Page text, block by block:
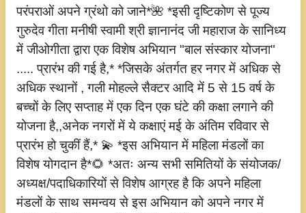
परंपराओं अपने ग्रंथो को जाने*🌺 *इसी दृष्टिकोण से पूज्य
गुरुदेव गीता मनीषी स्वामी श्री ज्ञानानंद जी महाराज के सानिध्य
में जीओगीता द्वारा एक विशेष अभियान "बाल संस्कार योजना"
..... प्रारंभ की गई है,* *जिसके अंतर्गत हर नगर में अधिक से
अधिक स्थानों , गली मोहल्ले सैक्टर आदि में 5 से 15 वर्ष के
बच्चों के लिए सप्ताह में एक दिन एक घंटे की कक्षा लगाने की
योजना है,,अनेक नगरों में ये कक्षाएं मई के अंतिम रविवार से
प्रारंभ हो चुकीं हैं,* 💫 *इस अभियान में महिला मंडलों का
विशेष योगदान है*🌻 *अतः अन्य सभी समितियों के संयोजक/
अध्यक्ष/पदाधिकारियों से विशेष आग्रह है कि अपने महिला
मंडलों के साथ समन्वय से इस अभियान को अपने नगर में